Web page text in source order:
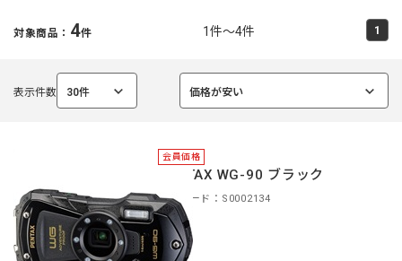
を
く
対象商品： 4件 1件～4件 1
表示件数 30件
選
価格が安い
選
会員価格
PENTAX WG-90 ブラック
商品コード：S0002134